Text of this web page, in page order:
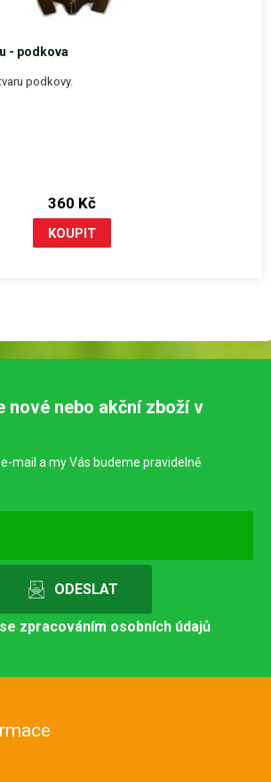
- podkova
podkovy.
360 Kč
nové nebo akční zboží v
mail a my Vás budeme pravidelně
zpracováním osobních údajů